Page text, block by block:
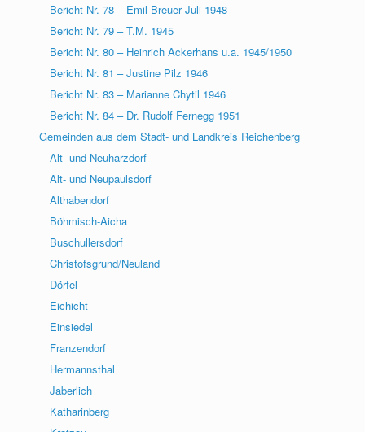
Bericht Nr. 78 – Emil Breuer Juli 1948
Bericht Nr. 79 – T.M. 1945
Bericht Nr. 80 – Heinrich Ackerhans u.a. 1945/1950
Bericht Nr. 81 – Justine Pilz 1946
Bericht Nr. 83 – Marianne Chytil 1946
Bericht Nr. 84 – Dr. Rudolf Fernegg 1951
Gemeinden aus dem Stadt- und Landkreis Reichenberg
Alt- und Neuharzdorf
Alt- und Neupaulsdorf
Althabendorf
Böhmisch-Aicha
Buschullersdorf
Christofsgrund/Neuland
Dörfel
Eichicht
Einsiedel
Franzendorf
Hermannsthal
Jaberlich
Katharinberg